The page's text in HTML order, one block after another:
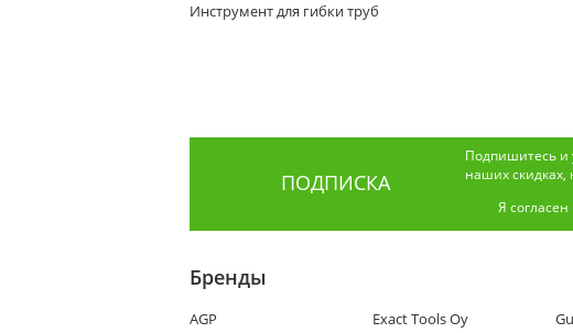
Инструмент для гибки труб
ПОДПИСКА
Подпишитесь и
наших скидках,
Я
Бренды
AGP
Exact Tools Oy